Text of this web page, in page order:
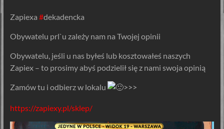
ORYGINALNE!
Zapiekanki
są
Zapiexa #dekadencka
Obywatelu prl`u zależy nam na Twojej opinii
Obywatelu, jeśli u nas byłeś lub kosztowałeś naszych
Zapiex – to prosimy abyś podzielił się z nami swoja opinią
Zamów tu i odbierz w lokalu >>>
https://zapiexy.pl/sklep/